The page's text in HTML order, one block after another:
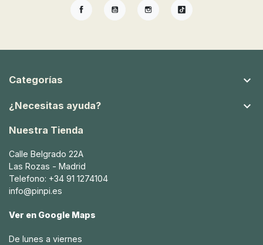
FacebookYouTubeInstagramTikTok
Categorías 
¿Necesitas ayuda? 
Nuestra Tienda
Calle Belgrado 22A
Las Rozas - Madrid
Telefono: +34 91 1274104
info@pinpi.es
Ver en Google Maps
De lunes a viernes